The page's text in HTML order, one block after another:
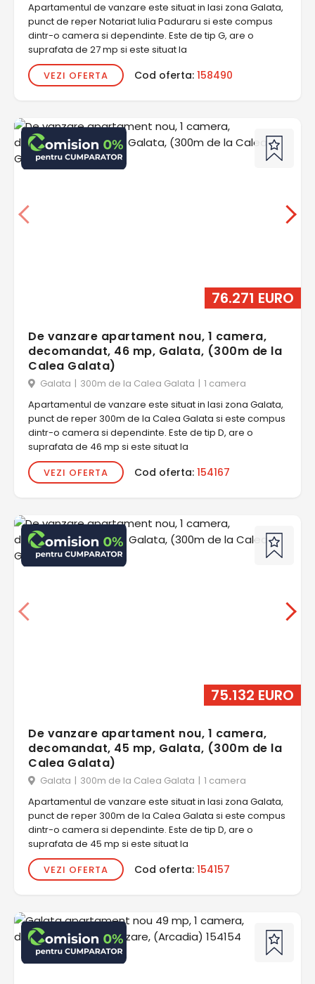
Apartamentul de vanzare este situat in Iasi zona Galata,
punct de reper Notariat Iulia Paduraru si este compus
dintr-o camera si dependinte. Este de tip G, are o
suprafata de 27 mp si este situat la
VEZI OFERTA
Cod oferta: 158490
76.271 EURO
De vanzare apartament nou, 1 camera,
decomandat, 46 mp, Galata, (300m de la
Calea Galata)
Galata | 300m de la Calea Galata | 1 camera
Apartamentul de vanzare este situat in Iasi zona Galata,
punct de reper 300m de la Calea Galata si este compus
dintr-o camera si dependinte. Este de tip D, are o
suprafata de 46 mp si este situat la
VEZI OFERTA
Cod oferta: 154167
75.132 EURO
De vanzare apartament nou, 1 camera,
decomandat, 45 mp, Galata, (300m de la
Calea Galata)
Galata | 300m de la Calea Galata | 1 camera
Apartamentul de vanzare este situat in Iasi zona Galata,
punct de reper 300m de la Calea Galata si este compus
dintr-o camera si dependinte. Este de tip D, are o
suprafata de 45 mp si este situat la
VEZI OFERTA
Cod oferta: 154157